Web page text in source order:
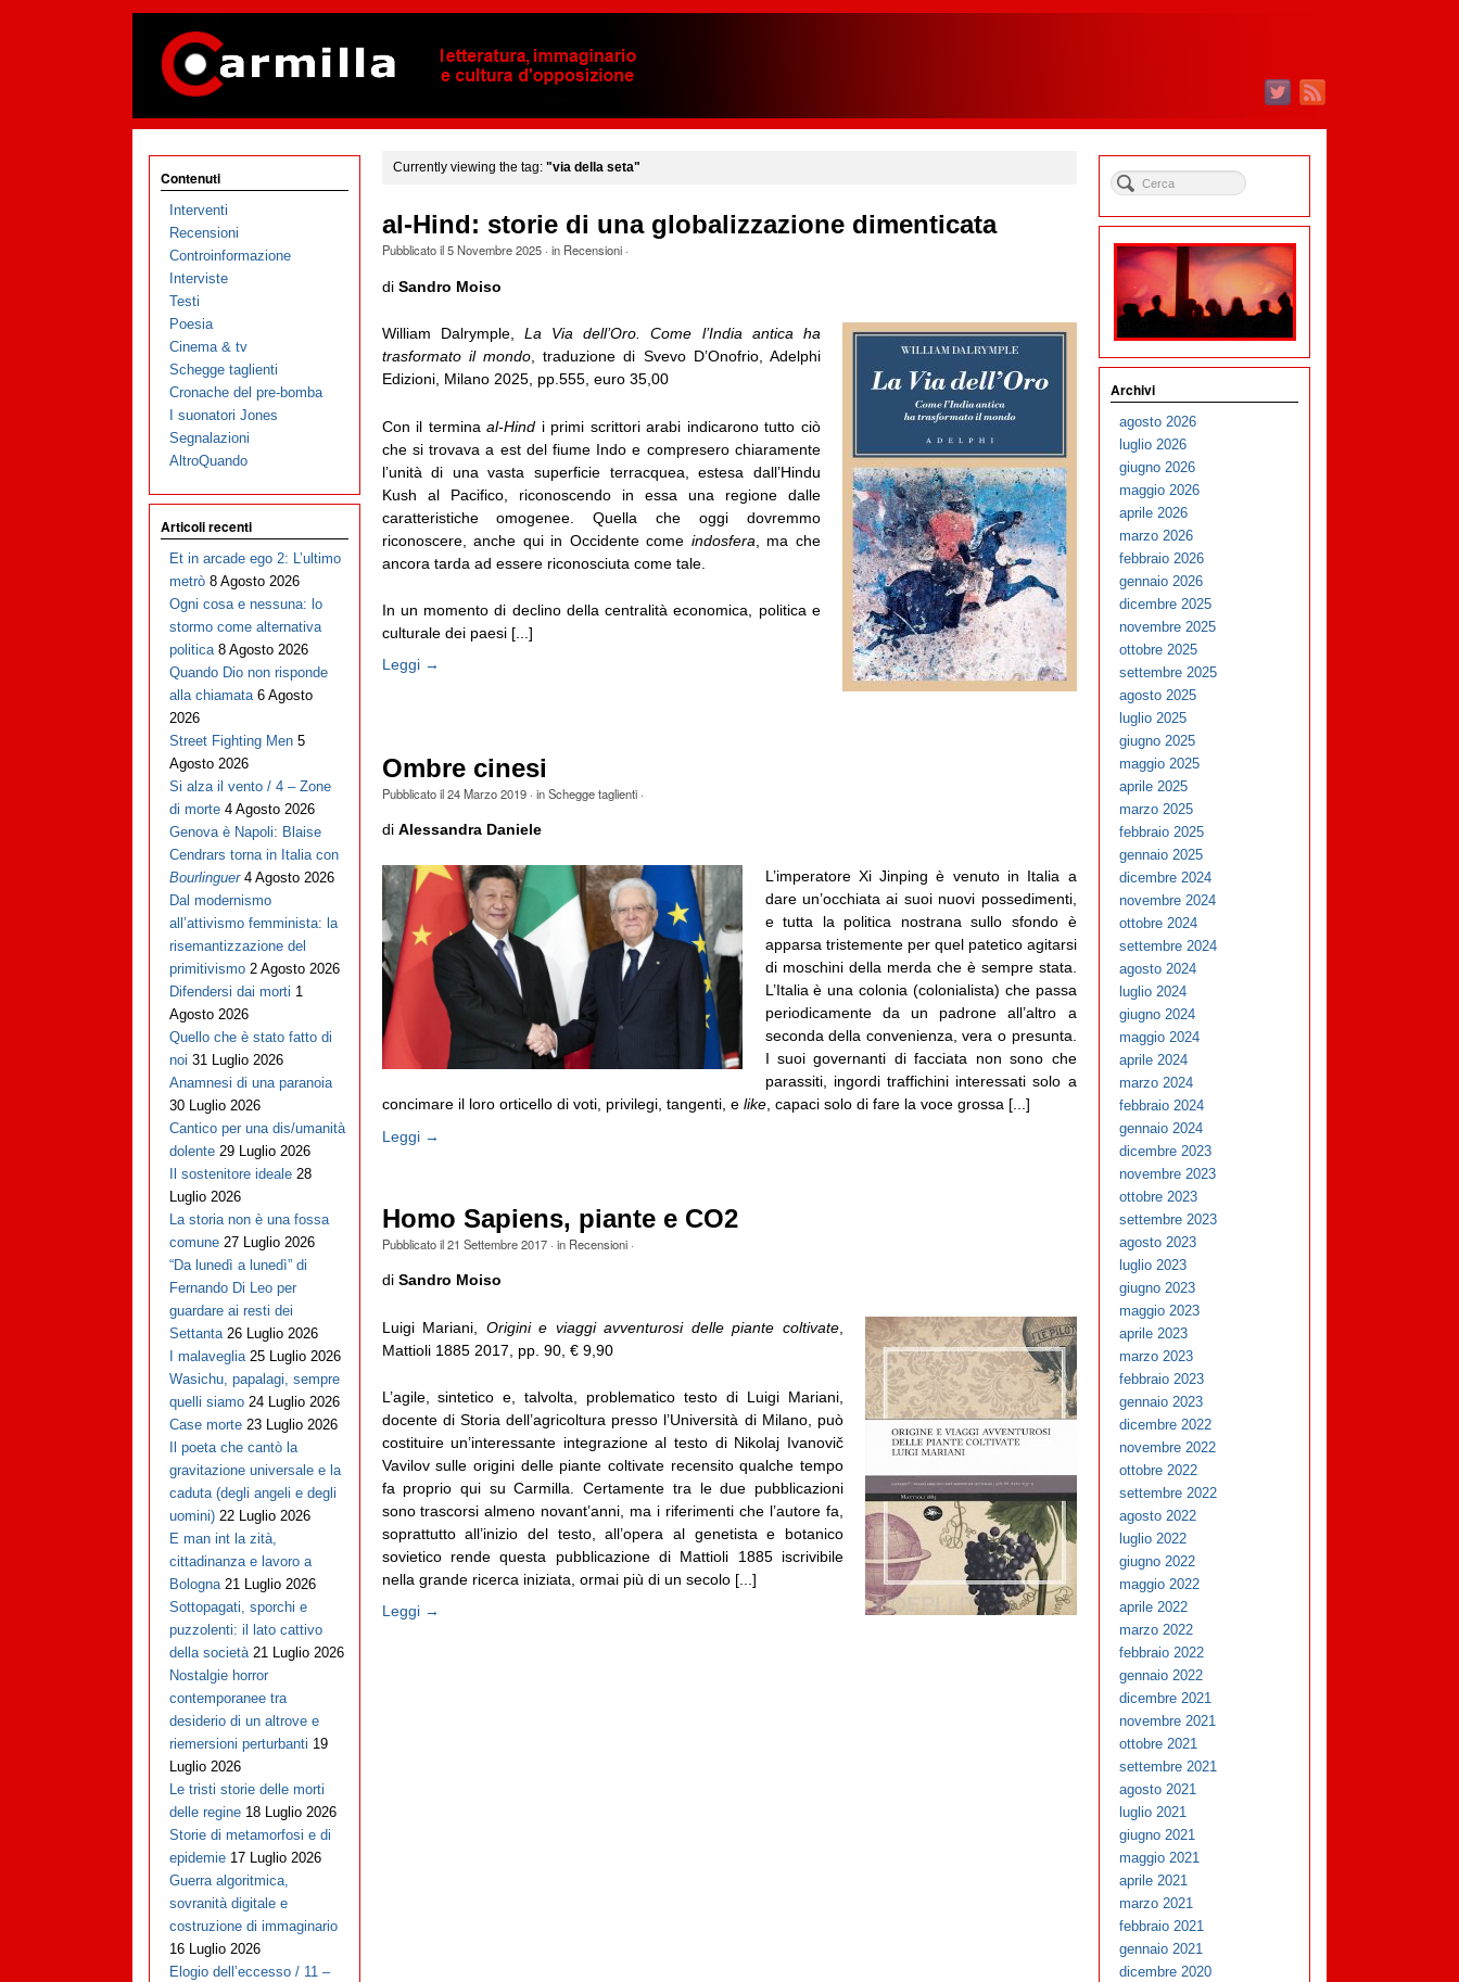
Currently viewing the tag: "via della seta"
al-Hind: storie di una globalizzazione dimenticata
Pubblicato il5 Novembre 2025· in Recensioni·
di Sandro Moiso
William Dalrymple, La Via dell’Oro. Come l’India antica ha
trasformato il mondo, traduzione di Svevo D’Onofrio, Adelphi
Edizioni, Milano 2025, pp.555, euro 35,00
Con il terminaal-Hind i primi scrittori arabi indicarono tutto ciò
che si trovava a est del fiume Indo e compresero chiaramente
l’unità di una vasta superficie terracquea, estesa dall’Hindu
Kush al Pacifico, riconoscendo in essa una regione dalle
caratteristiche omogenee. Quella che oggi dovremmo
riconoscere, anche qui in Occidente come indosfera , ma che
ancora tarda ad essere riconosciuta come tale.
In un momento di declino della centralità economica, politica e
culturale dei paesi [...]
Leggi →
Ombre cinesi
Pubblicato il24 Marzo 2019· inSchegge taglienti·
di Alessandra Daniele
L’imperatore Xi Jinping è venuto in Italia a
dare un’occhiata ai suoi nuovi possedimenti,
e tutta la politica nostrana sullo sfondo è
apparsa tristemente per quel patetico agitarsi
di moschini della merda che è sempre stata.
L’Italia è una colonia (colonialista) che passa
periodicamente da un padrone all’altro a
seconda della convenienza, vera o presunta.
I suoi governanti di facciata non sono che
parassiti, ingordi traffichini interessati solo a
concimare il loro orticello di voti, privilegi, tangenti, e like, capaci solo di fare la voce grossa [...]
Leggi →
Homo Sapiens, piante e CO2
Pubblicato il21 Settembre 2017· in Recensioni·
di Sandro Moiso
Luigi Mariani, Origini e viaggi avventurosi delle piante coltivate,
Mattioli 1885 2017, pp. 90, € 9,90
L’agile, sintetico e, talvolta, problematico testo di Luigi Mariani,
docente di Storia dell’agricoltura presso l’Università di Milano, può
costituire un’interessante integrazione al testo di Nikolaj Ivanovič
Vavilov sulle origini delle piante coltivate recensito qualche tempo
fa proprio qui su Carmilla. Certamente tra le due pubblicazioni
sono trascorsi almeno novant’anni, ma i riferimenti che l’autore fa,
soprattutto all’inizio del testo, all’opera al genetista e botanico
sovietico rende questa pubblicazione di Mattioli 1885 iscrivibile
nella grande ricerca iniziata, ormai più di un secolo [...]
Leggi →
Contenuti
Interventi
Recensioni
Controinformazione
Interviste
Testi
Poesia
Cinema & tv
Schegge taglienti
Cronache del pre-bomba
I suonatori Jones
Segnalazioni
AltroQuando
Articoli recenti
Et in arcade ego 2: L’ultimo
metrò 8 Agosto 2026
Ogni cosa e nessuna: lo
stormo come alternativa
politica 8 Agosto 2026
Quando Dio non risponde
alla chiamata 6 Agosto
2026
Street Fighting Men 5
Agosto 2026
Si alza il vento / 4 – Zone
di morte 4 Agosto 2026
Genova è Napoli: Blaise
Cendrars torna in Italia con
Bourlinguer 4 Agosto 2026
Dal modernismo
all’attivismo femminista: la
risemantizzazione del
primitivismo 2 Agosto 2026
Difendersi dai morti 1
Agosto 2026
Quello che è stato fatto di
noi 31 Luglio 2026
Anamnesi di una paranoia
30 Luglio 2026
Cantico per una dis/umanità
dolente 29 Luglio 2026
Il sostenitore ideale 28
Luglio 2026
La storia non è una fossa
comune 27 Luglio 2026
“Da lunedì a lunedì” di
Fernando Di Leo per
guardare ai resti dei
Settanta 26 Luglio 2026
I malaveglia 25 Luglio 2026
Wasichu, papalagi, sempre
quelli siamo 24 Luglio 2026
Case morte 23 Luglio 2026
Il poeta che cantò la
gravitazione universale e la
caduta (degli angeli e degli
uomini) 22 Luglio 2026
E man int la zità,
cittadinanza e lavoro a
Bologna 21 Luglio 2026
Sottopagati, sporchi e
puzzolenti: il lato cattivo
della società 21 Luglio 2026
Nostalgie horror
contemporanee tra
desiderio di un altrove e
riemersioni perturbanti 19
Luglio 2026
Le tristi storie delle morti
delle regine 18 Luglio 2026
Storie di metamorfosi e di
epidemie 17 Luglio 2026
Guerra algoritmica,
sovranità digitale e
costruzione di immaginario
16 Luglio 2026
Elogio dell’eccesso / 11 –
Archivi
agosto 2026
luglio 2026
giugno 2026
maggio 2026
aprile 2026
marzo 2026
febbraio 2026
gennaio 2026
dicembre 2025
novembre 2025
ottobre 2025
settembre 2025
agosto 2025
luglio 2025
giugno 2025
maggio 2025
aprile 2025
marzo 2025
febbraio 2025
gennaio 2025
dicembre 2024
novembre 2024
ottobre 2024
settembre 2024
agosto 2024
luglio 2024
giugno 2024
maggio 2024
aprile 2024
marzo 2024
febbraio 2024
gennaio 2024
dicembre 2023
novembre 2023
ottobre 2023
settembre 2023
agosto 2023
luglio 2023
giugno 2023
maggio 2023
aprile 2023
marzo 2023
febbraio 2023
gennaio 2023
dicembre 2022
novembre 2022
ottobre 2022
settembre 2022
agosto 2022
luglio 2022
giugno 2022
maggio 2022
aprile 2022
marzo 2022
febbraio 2022
gennaio 2022
dicembre 2021
novembre 2021
ottobre 2021
settembre 2021
agosto 2021
luglio 2021
giugno 2021
maggio 2021
aprile 2021
marzo 2021
febbraio 2021
gennaio 2021
dicembre 2020